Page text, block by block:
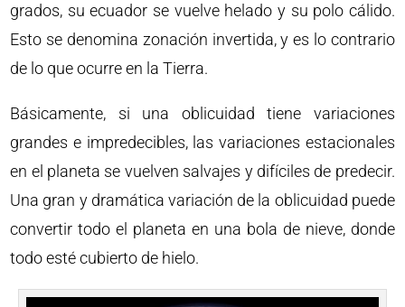
grados, su ecuador se vuelve helado y su polo cálido.
Esto se denomina zonación invertida, y es lo contrario
de lo que ocurre en la Tierra.
Básicamente, si una oblicuidad tiene variaciones
grandes e impredecibles, las variaciones estacionales
en el planeta se vuelven salvajes y difíciles de predecir.
Una gran y dramática variación de la oblicuidad puede
convertir todo el planeta en una bola de nieve, donde
todo esté cubierto de hielo.